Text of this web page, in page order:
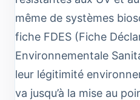
même de systèmes
fiche FDES (Fiche
Environnementale
leur légitimité
va jusqu’à la mise au